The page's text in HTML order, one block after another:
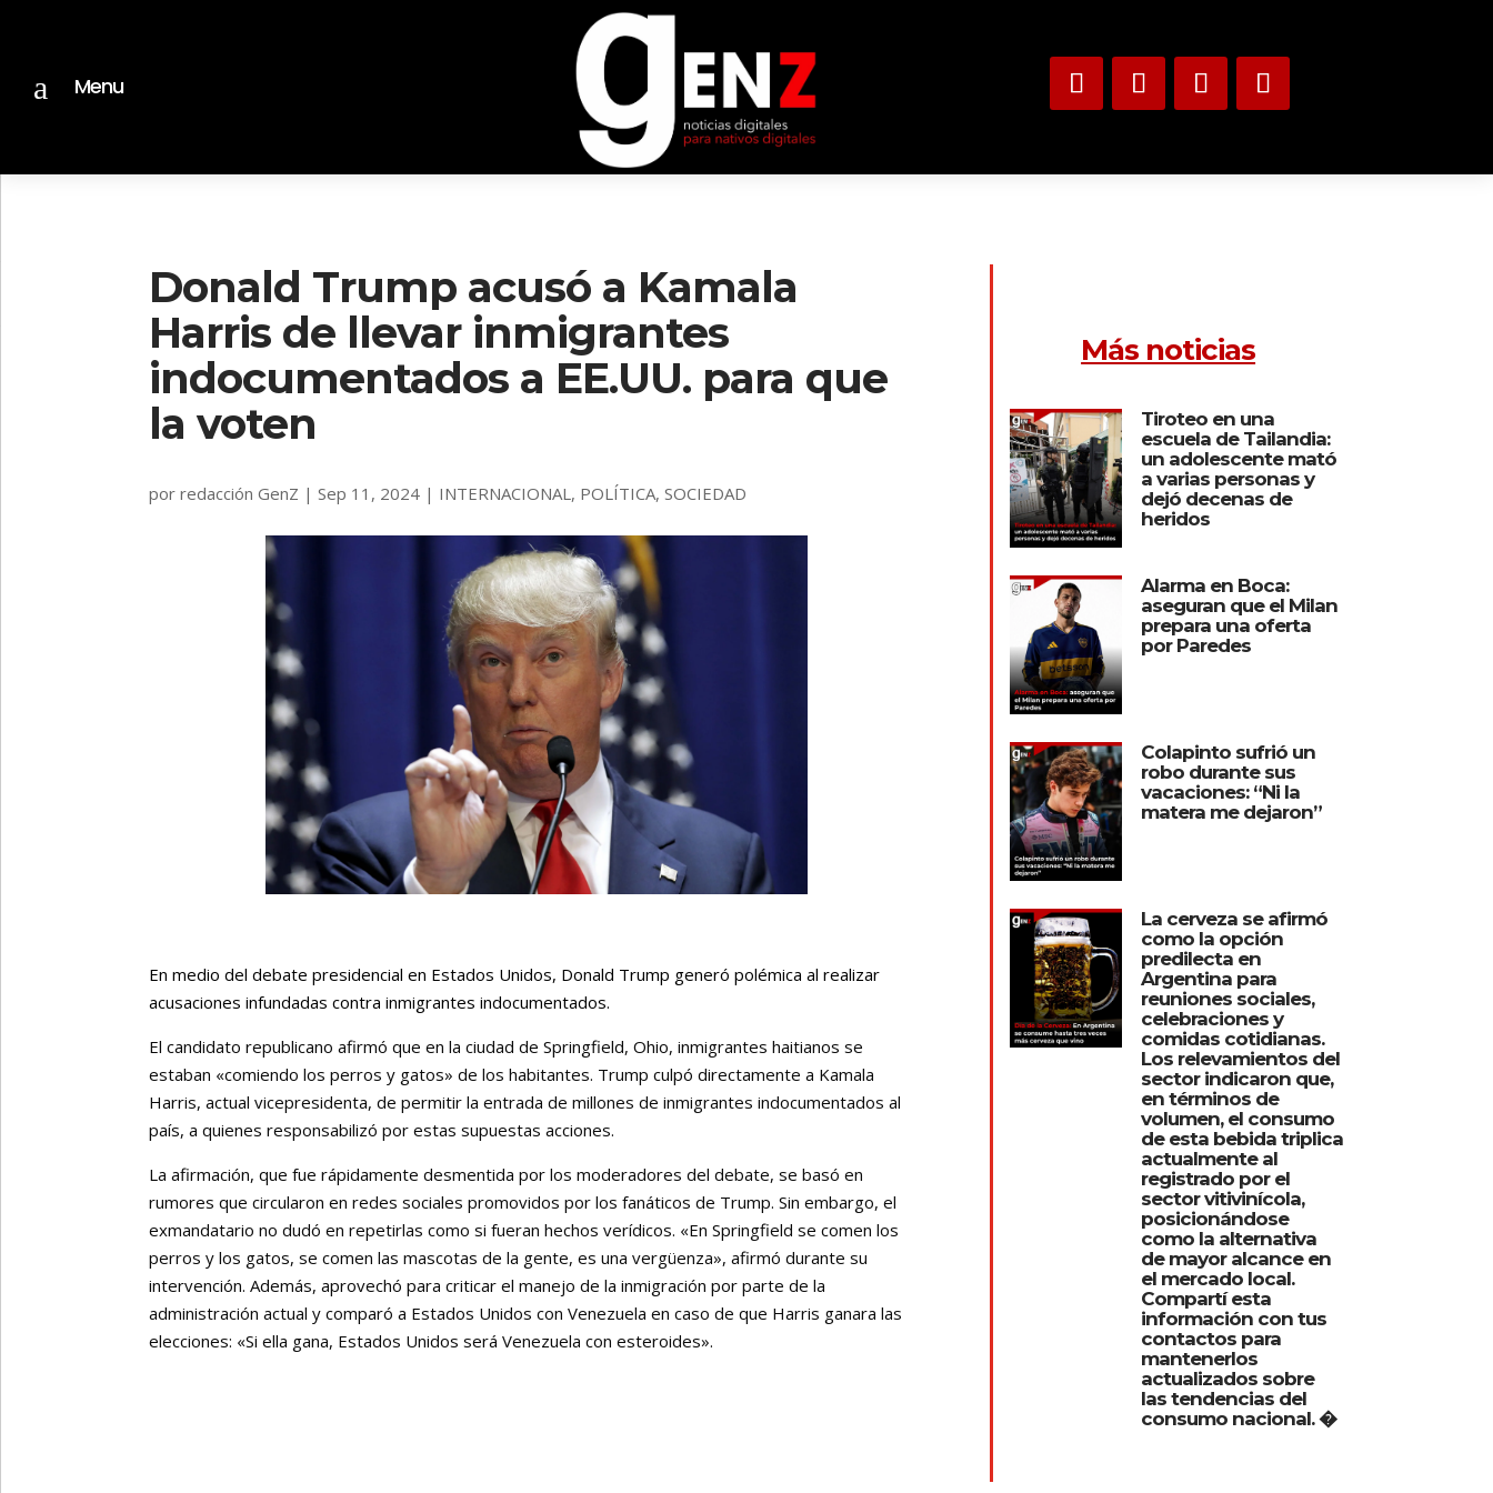
a Menu
Donald Trump acusó a Kamala
Harris de llevar inmigrantes
indocumentados a EE.UU. para que
la voten
porredacción GenZ |Sep 11, 2024 | INTERNACIONAL , POLÍTICA,SOCIEDAD
En medio del debate presidencial en Estados Unidos, Donald Trump generó polémica al realizar
acusaciones infundadas contra inmigrantes indocumentados.
El candidato republicano afirmó que en la ciudad de Springfield, Ohio, inmigrantes haitianos se
estaban «comiendo los perros y gatos» de los habitantes. Trump culpó directamente a Kamala
Harris, actual vicepresidenta, de permitir la entrada de millones de inmigrantes indocumentados al
país, a quienes responsabilizó por estas supuestas acciones.
La afirmación, que fue rápidamente desmentida por los moderadores del debate, se basó en
rumores que circularon en redes sociales promovidos por los fanáticos de Trump. Sin embargo, el
exmandatario no dudó en repetirlas como si fueran hechos verídicos. «En Springfield se comen los
perros y los gatos, se comen las mascotas de la gente, es una vergüenza», afirmó durante su
intervención. Además, aprovechó para criticar el manejo de la inmigración por parte de la
administración actual y comparó a Estados Unidos con Venezuela en caso de que Harris ganara las
elecciones: «Si ella gana, Estados Unidos será Venezuela con esteroides».
Más noticias
Tiroteo en una
escuela de Tailandia:
un adolescente mató
a varias personas y
dejó decenas de
heridos
Alarma en Boca:
aseguran que el Milan
prepara una oferta
por Paredes
Colapinto sufrió un
robo durante sus
vacaciones: “Ni la
matera me dejaron”
La cerveza se afirmó
como la opción
predilecta en
Argentina para
reuniones sociales,
celebraciones y
comidas cotidianas.
Los relevamientos del
sector indicaron que,
en términos de
volumen, el consumo
de esta bebida triplica
actualmente al
registrado por el
sector vitivinícola,
posicionándose
como la alternativa
de mayor alcance en
el mercado local.
Compartí esta
información con tus
contactos para
mantenerlos
actualizados sobre
las tendencias del
consumo nacional. �